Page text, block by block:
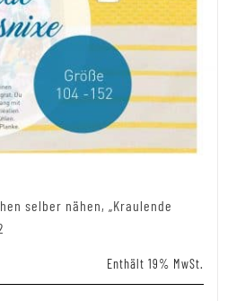
selber nähen, „Kraulende
Enthält 19% MwSt.